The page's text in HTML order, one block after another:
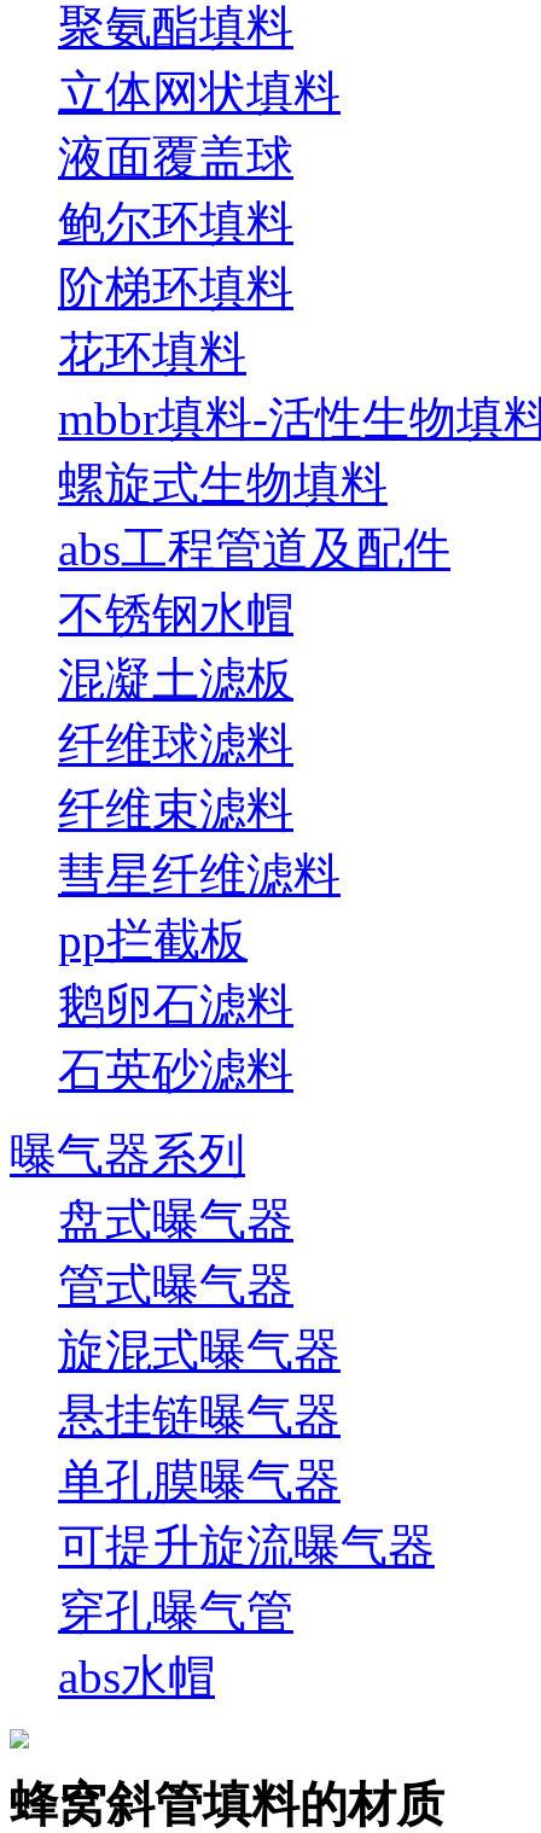
聚氨酯填料
立体网状填料
液面覆盖球
鲍尔环填料
阶梯环填料
花环填料
mbbr填料-活性生物填
螺旋式生物填料
abs工程管道及配件
不锈钢水帽
混凝土滤板
纤维球滤料
纤维束滤料
彗星纤维滤料
pp拦截板
鹅卵石滤料
石英砂滤料
曝气器系列
盘式曝气器
管式曝气器
旋混式曝气器
悬挂链曝气器
单孔膜曝气器
可提升旋流曝气器
穿孔曝气管
abs水帽
蜂窝斜管填料的材质